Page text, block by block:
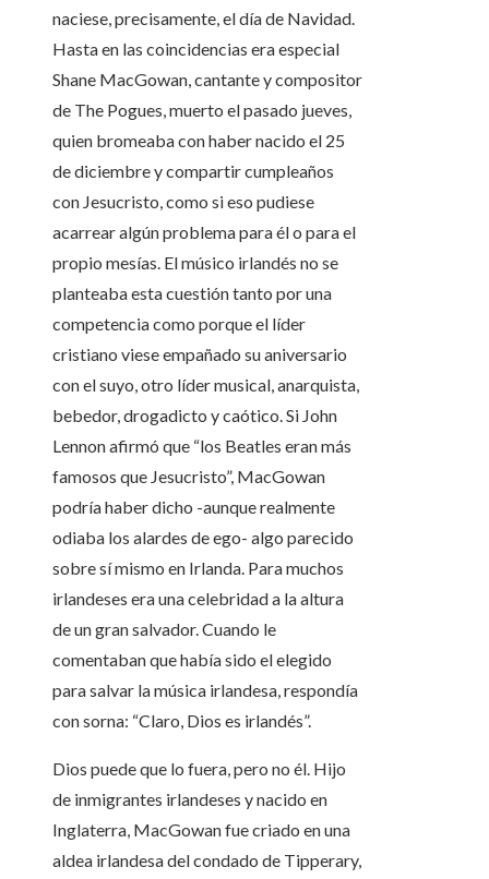
naciese, precisamente, el día de Navidad.
Hasta en las coincidencias era especial
Shane MacGowan, cantante y compositor
de The Pogues, muerto el pasado jueves,
quien bromeaba con haber nacido el 25
de diciembre y compartir cumpleaños
con Jesucristo, como si eso pudiese
acarrear algún problema para él o para el
propio mesías. El músico irlandés no se
planteaba esta cuestión tanto por una
competencia como porque el líder
cristiano viese empañado su aniversario
con el suyo, otro líder musical, anarquista,
bebedor, drogadicto y caótico. Si John
Lennon afirmó que “los Beatles eran más
famosos que Jesucristo”, MacGowan
podría haber dicho -aunque realmente
odiaba los alardes de ego- algo parecido
sobre sí mismo en Irlanda. Para muchos
irlandeses era una celebridad a la altura
de un gran salvador. Cuando le
comentaban que había sido el elegido
para salvar la música irlandesa, respondía
con sorna: “Claro, Dios es irlandés”.
Dios puede que lo fuera, pero no él. Hijo
de inmigrantes irlandeses y nacido en
Inglaterra, MacGowan fue criado en una
aldea irlandesa del condado de Tipperary,